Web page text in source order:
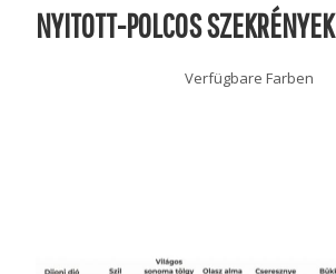
NYITOTT-POLCOS SZEKRÉNYEK
Verfügbare Farben